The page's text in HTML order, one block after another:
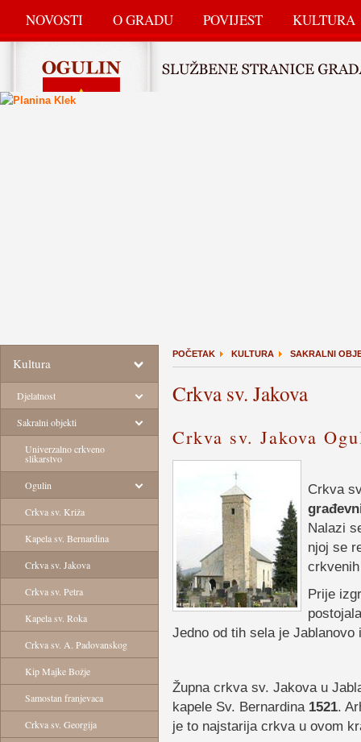
NOVOSTI O GRADU POVIJEST KULTURA
Kultura
Djelatnost
Sakralni objekti
Univerzalno crkveno
slikarstvo
Ogulin
Crkva sv. Križa
Kapela sv. Bernardina
Crkva sv. Jakova
Crkva sv. Petra
Kapela sv. Roka
Crkva sv. A. Padovanskog
Kip Majke Božje
Samostan franjevaca
Crkva sv. Georgija
POČETAK KULTURA SAKRALNI
Crkva sv. Jakova
Crkva sv. Jakova
Crkva
Nalazi
njoj se
Prije
Jedno od tih sela je Jablanovo
Župna crkva sv. Jakova u
kapele Sv. Bernardina1521.
je to najstarija crkva u ovom